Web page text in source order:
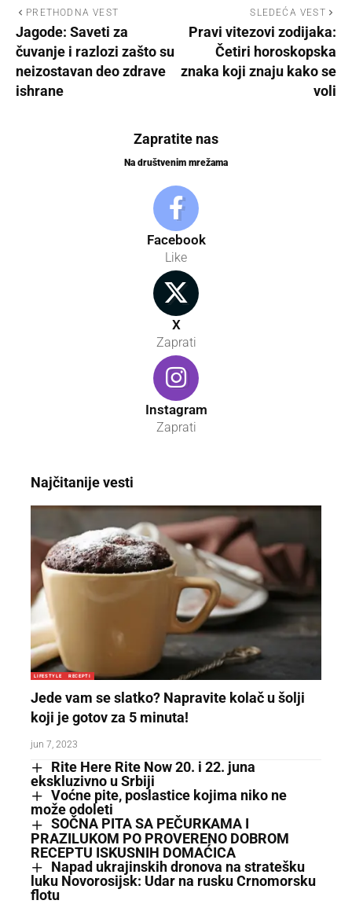
PRETHODNA VEST
Jagode: Saveti za
čuvanje i razlozi zašto su
neizostavan deo zdrave
ishrane
SLEDEĆA VEST
Pravi vitezovi zodijaka:
Četiri horoskopska
znaka koji znaju kako se
voli
Zapratite nas
Na društvenim mrežama
Facebook
Like
X
Zaprati
Instagram
Zaprati
Najčitanije vesti
LIFESTYLE RECEPTI
Jede vam se slatko? Napravite kolač u šolji
koji je gotov za 5 minuta!
jun 7, 2023
Rite Here Rite Now 20. i 22. juna
ekskluzivno u Srbiji
Vоćne pite, poslastice kojima niko ne
može odoleti
SOČNA PITA SA PEČURKAMA I
PRAZILUKOM PO PROVERENO DOBROM
RECEPTU ISKUSNIH DOMAĆICA
Napad ukrajinskih dronova na stratešku
luku Novorosijsk: Udar na rusku Crnomorsku
flotu